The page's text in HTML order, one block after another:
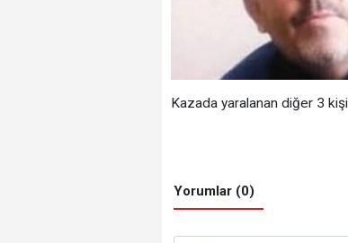
Kazada yaralanan diğer 3
Yorumlar (0)